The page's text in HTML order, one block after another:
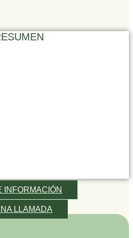
INFORMACIÓN
LLAMADA